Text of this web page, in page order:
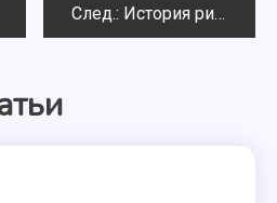
След.: История ритма Свободы